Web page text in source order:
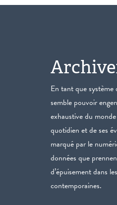
En tant que système
semble pouvoir
exhaustive du
quotidien et de ses
marqué par le
données que
d’épuisement dans
contemporaines.